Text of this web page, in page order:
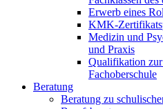
Erwerb eines
KMK-
Medizin und
und Praxis
Qualifikation
Fachoberschule
Beratung
Beratung zu